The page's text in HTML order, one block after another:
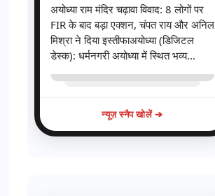
अयोध्या राम मंदिर चढ़ावा विवाद: 8 लोगों पर
FIR के बाद बड़ा एक्शन, चंपत राय और अनिल
मिश्रा ने दिया इस्तीफाअयोध्या (डिजिटल
डेस्क): धर्मनगरी अयोध्या में स्थित भव्य...
न्यूज़ स्नैप खोलें ➔